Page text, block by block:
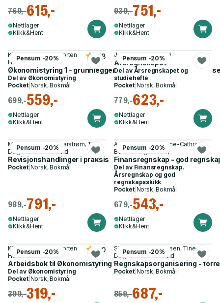
769,-615,-
Nettlager
Klikk&Hent
939,-751,-
Nettlager
Klikk&Hent
Pensum -20%
Kjell Gunnar Hoff, Morten
Helbæk
Økonomistyring 1 - grunnleggende bedriftsøkonomisk
4.8
Del av Økonomistyring
Pocket| Norsk, Bokmål
699,-559,-
Nettlager
Klikk&Hent
Pensum -20%
John Christian Langli
Årsregnskapet
Del av Årsregnskapet og
studiehefte
Pocket| Norsk, Bokmål
779,-623,-
Nettlager
Klikk&Hent
Pensum -20%
Mona Mjøsund Degerstrøm, Tine
Degerstrøm Stenvold
Revisjonshandlinger i praksis
Pocket| Norsk, Bokmål
989,-791,-
Nettlager
Klikk&Hent
Pensum -20%
André Tofteland, Anne-Cathrine
Bernhoft og 1 annen
Finansregnskap - god
Del av Finansregnskap.
Årsregnskap og god
regnskapsskikk
Pocket| Norsk, Bokmål
679,-543,-
Nettlager
Klikk&Hent
Pensum -20%
Kjell Gunnar Hoff, Morten
Helbæk
Arbeidsbok til Økonomistyring 1
5.0
Del av Økonomistyring
Pocket| Norsk, Bokmål
399,-319,-
Pensum -20%
Sissel With Stephansen, Tine
Degerstrøm Stenvold
Regnskapsorganisering -
Pocket| Norsk, Bokmål
859,-687,-